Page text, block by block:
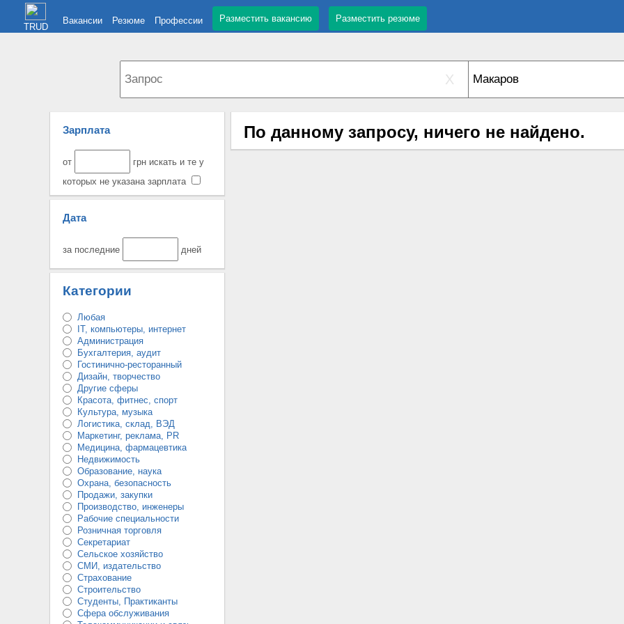
TRUD
Вакансии Резюме Профессии Разместить вакансию Разместить резюме
X
Зарплата
от
грн искать и те у
которых не указана зарплата
Дата
за последние дней
Категории
Любая
IT, компьютеры, интернет
Администрация
Бухгалтерия, аудит
Гостинично-ресторанный
Дизайн, творчество
Другие сферы
Красота, фитнес, спорт
Культура, музыка
Логистика, склад, ВЭД
Маркетинг, реклама, PR
Медицина, фармацевтика
Недвижимость
Образование, наука
Охрана, безопасность
Продажи, закупки
Производство, инженеры
Рабочие специальности
Розничная торговля
Секретариат
Сельское хозяйство
СМИ, издательство
Страхование
Строительство
Студенты, Практиканты
Сфера обслуживания
По данному запросу, ничего не найдено.